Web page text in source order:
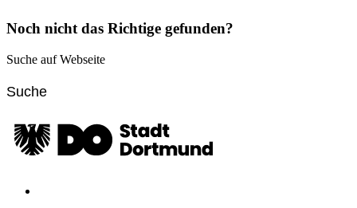
Noch nicht das Richtige gefunden?
Suche auf Webseite